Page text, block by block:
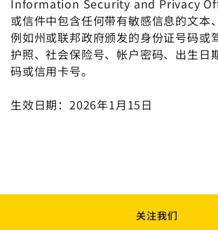
Information Security and Privacy
或信件中包含任何带有敏感信息的文本
例如州或联邦政府颁发的身份证号码或
护照、社会保险号、帐户密码、出生日
码或信用卡号。
生效日期：2026年1月15日
关注我们